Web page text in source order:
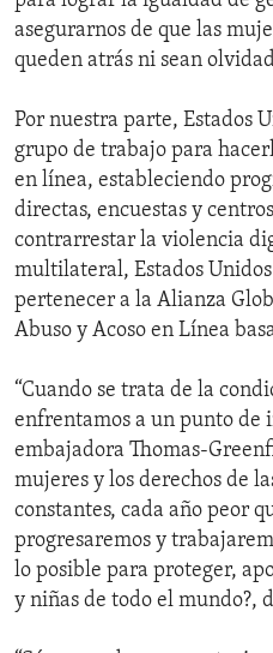
asegurarnos de que las
queden atrás ni sean
Por nuestra parte, Estados
grupo de trabajo para
en línea, estableciendo
directas, encuestas y
contrarrestar la violencia
multilateral, Estados
pertenecer a la Alianza
Abuso y Acoso en Línea
“Cuando se trata de la
enfrentamos a un punto de
embajadora Thomas-
mujeres y los derechos de
constantes, cada año peor
progresaremos y
lo posible para proteger,
y niñas de todo el mundo?,